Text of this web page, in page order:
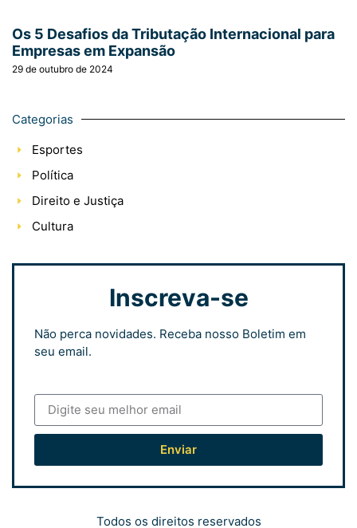
Os 5 Desafios da Tributação Internacional para
Empresas em Expansão
29 de outubro de 2024
Categorias
Esportes
Política
Direito e Justiça
Cultura
Inscreva-se
Não perca novidades. Receba nosso Boletim em
seu email.
Enviar
Todos os direitos reservados